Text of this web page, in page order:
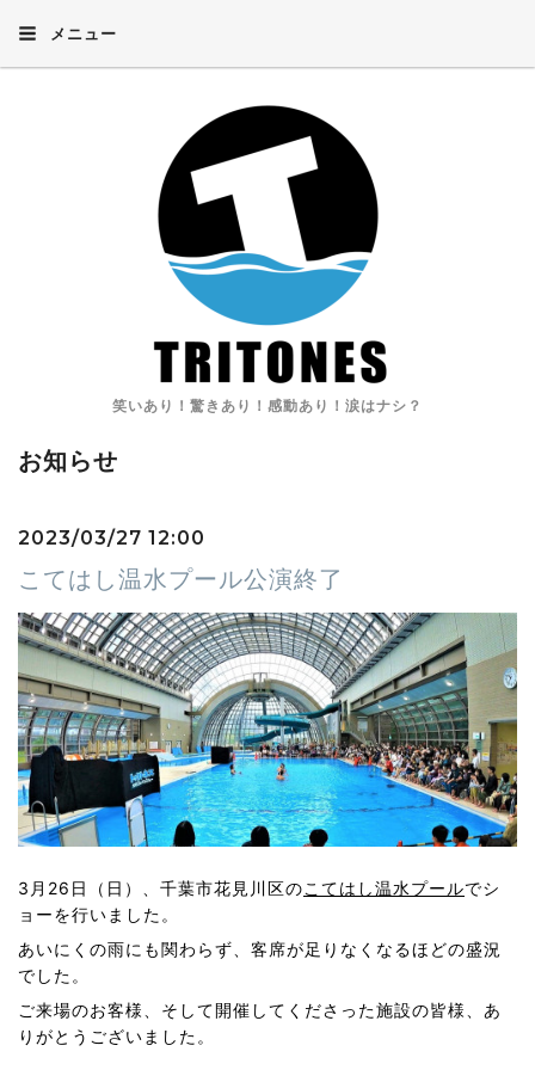
メニュー
笑いあり！驚きあり！感動あり！涙はナシ？
お知らせ
2023/03/27 12:00
こてはし温水プール公演終了
3月26日（日）、千葉市花見川区のこてはし温水プールでシ
ョーを行いました。
あいにくの雨にも関わらず、客席が足りなくなるほどの盛況
でした。
ご来場のお客様、そして開催してくださった施設の皆様、あ
りがとうございました。